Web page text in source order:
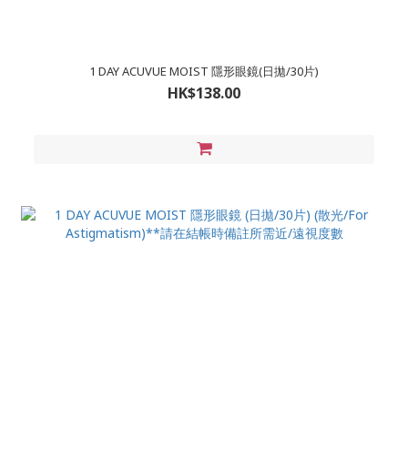
1 DAY ACUVUE MOIST 隱形眼鏡(日拋/30片)
HK$138.00